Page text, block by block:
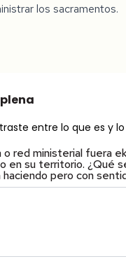
los sacramentos.
entre lo que es y
o red ministerial fuera
en su territorio. ¿Qué
pero con